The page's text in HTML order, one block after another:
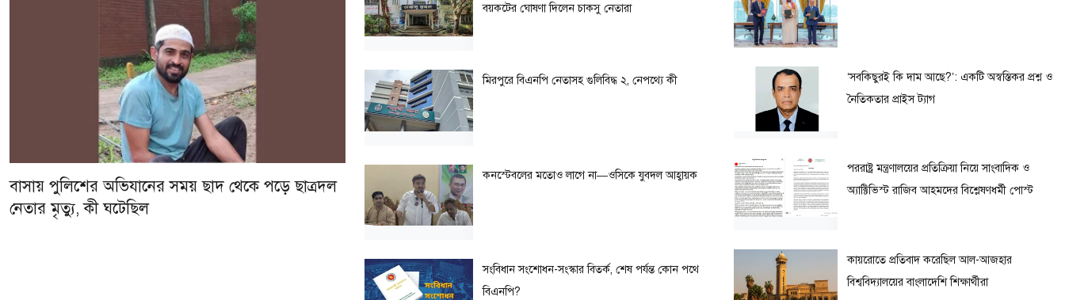
বাসায় পুলিশের অভিযানের সময় ছাদ থেকে পড়ে ছাত্রদল
নেতার মৃত্যু, কী ঘটেছিল
বয়কটের ঘোষণা দিলেন চাকসু নেতারা
মিরপুরে বিএনপি নেতাসহ গুলিবিদ্ধ ২, নেপ‌থ্যে কী
কনস্টেবলের মতোও লাগে না—ওসিকে যুবদল আহ্বায়ক
সংবিধান সংশোধন-সংস্কার বিতর্ক, শেষ পর্যন্ত কোন পথে
বিএনপি?
‘সবকিছুরই কি দাম আছে?’: একটি অস্বস্তিকর প্রশ্ন ও
নৈতিকতার প্রাইস ট্যাগ
পররাষ্ট্র মন্ত্রণালয়ের প্রতিক্রিয়া নিয়ে সাংবাদিক ও
অ্যাক্টিভিস্ট রাজিব আহমদের বিশ্লেষণধর্মী পোস্ট
কায়রোতে প্রতিবাদ করেছিল আল-আজহার
বিশ্ববিদ্যালয়ের বাংলাদেশি শিক্ষার্থীরা